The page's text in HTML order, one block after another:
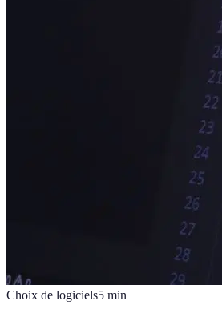
Choix de logiciels5 min